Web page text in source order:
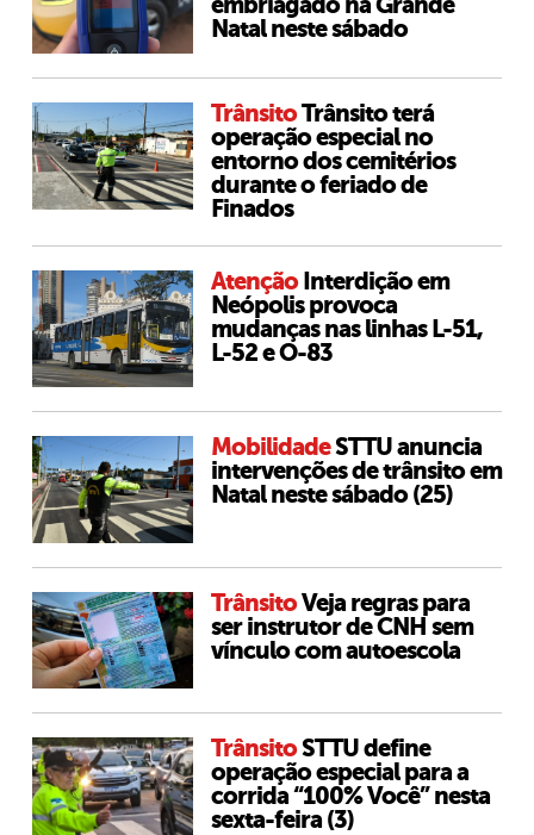
Natal neste sábado
TrânsitoTrânsito terá
operação especial no
entorno dos cemitérios
durante o feriado de
Finados
Atenção Interdição em
Neópolis provoca
mudanças nas linhas L-51,
L-52 e O-83
MobilidadeSTTU anuncia
intervenções de trânsito em
Natal neste sábado (25)
TrânsitoVeja regras para
ser instrutor de CNH sem
vínculo com autoescola
TrânsitoSTTU define
operação especial para a
corrida “100% Você” nesta
sexta-feira (3)